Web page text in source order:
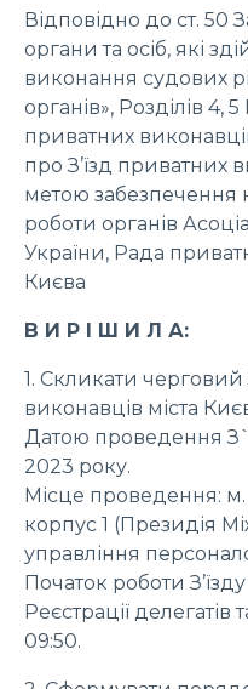
Відповідно до ст. 50
органи та осіб, які
виконання судових
органів», Розділів
приватних
про З’їзд приватних
метою забезпечення
роботи органів
України, Рада
Києва
В И Р І Ш И Л А:
1. Скликати черговий
виконавців міста
Датою проведення
2023 року.
Місце проведення: м.
корпус 1 (Президія
управління
Початок роботи
Реєстрації делегатів
09:50.